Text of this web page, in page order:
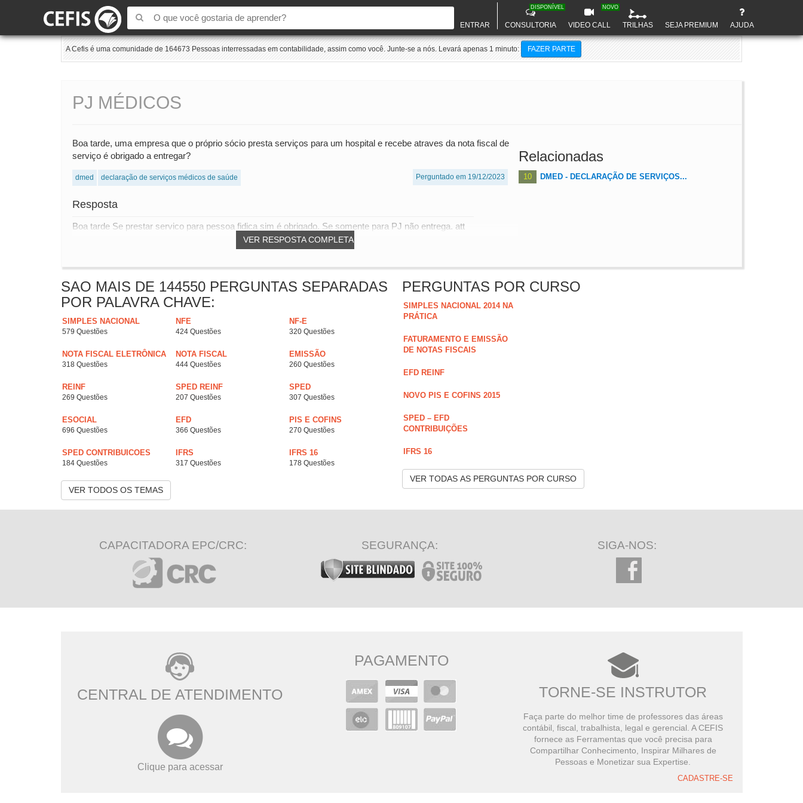
ENTRAR CONSULTORIA
DISPONÍVEL
VIDEO CALL
NOVO
TRILHAS SEJA PREMIUM AJUDA
A Cefis é uma comunidade de 164673 Pessoas interressadas em contabilidade, assim como você. Junte-se a nós. Levará apenas 1 minuto: FAZER PARTE
PJ MÉDICOS
Boa tarde, uma empresa que o próprio sócio presta serviços para um hospital e recebe atraves da nota fiscal de
serviço é obrigado a entregar?
dmed declaração de serviços médicos de saúde Perguntado em 19/12/2023
Resposta
VER RESPOSTA COMPLETA
Boa tarde Se prestar servico para pessoa fidica sim é obrigado. Se somente para PJ não entrega. att
Relacionadas
10 DMED - DECLARAÇÃO DE SERVIÇOS...
SAO MAIS DE 144550 PERGUNTAS SEPARADAS
POR PALAVRA CHAVE:
SIMPLES NACIONAL
579 Questões
NFE
424 Questões
NF-E
320 Questões
NOTA FISCAL ELETRÔNICA
318 Questões
NOTA FISCAL
444 Questões
EMISSÃO
260 Questões
REINF
269 Questões
SPED REINF
207 Questões
SPED
307 Questões
ESOCIAL
696 Questões
EFD
366 Questões
PIS E COFINS
270 Questões
SPED CONTRIBUICOES
184 Questões
IFRS
317 Questões
IFRS 16
178 Questões
VER TODOS OS TEMAS
PERGUNTAS POR CURSO
SIMPLES NACIONAL 2014 NA
PRÁTICA
FATURAMENTO E EMISSÃO
DE NOTAS FISCAIS
EFD REINF
NOVO PIS E COFINS 2015
SPED – EFD
CONTRIBUIÇÕES
IFRS 16
VER TODAS AS PERGUNTAS POR CURSO
CAPACITADORA EPC/CRC: SEGURANÇA: SIGA-NOS:
CENTRAL DE ATENDIMENTO
Clique para acessar
PAGAMENTO
TORNE-SE INSTRUTOR
Faça parte do melhor time de professores das áreas
contábil, fiscal, trabalhista, legal e gerencial. A CEFIS
fornece as Ferramentas que você precisa para
Compartilhar Conhecimento, Inspirar Milhares de
Pessoas e Monetizar sua Expertise.
CADASTRE-SE